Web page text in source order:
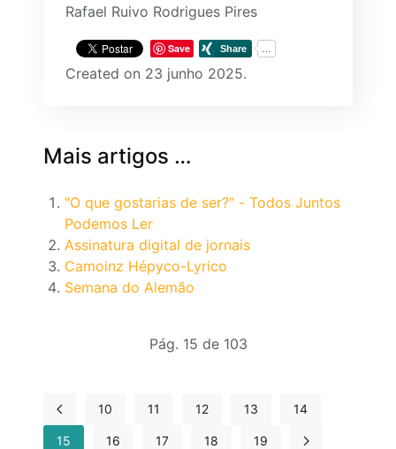
Rafael Ruivo Rodrigues Pires
Save
Created on 23 junho 2025.
Mais artigos …
"O que gostarias de ser?" - Todos Juntos
Podemos Ler
Assinatura digital de jornais
Camoinz Hépyco-Lyrico
Semana do Alemão
Pág. 15 de 103
10 11 12 13 14
15 16 17 18 19